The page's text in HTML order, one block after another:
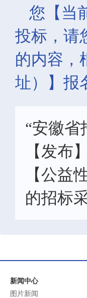
您【当
投标，请
的内容，
址）】报
“安徽省
【发布
【公益
的招标
新闻中心
图片新闻